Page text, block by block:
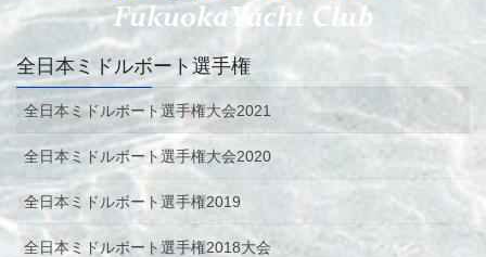
全日本ミドルボート選手権
全日本ミドルボート選手権大会2021
全日本ミドルボート選手権大会2020
全日本ミドルボート選手権2019
全日本ミドルボート選手権2018大会